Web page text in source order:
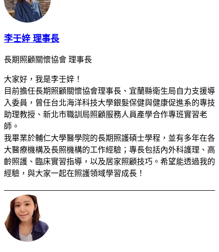
李壬㛙 理事長
長期照顧關懷協會 理事長
大家好，我是李壬㛙！
目前擔任長期照顧關懷協會理事長、宜蘭縣衛生局自力支援導
入委員，曾任台北海洋科技大學銀髮保健與健康促進系的專技
助理教授、新北市職訓局照顧服務人員產學合作專班實習老
師。
我畢業於輔仁大學醫學院的長期照護碩士學程，並有多年在各
大醫療機構及長照機構的工作經驗；專長包括內外科護理、高
齡照護、臨床實習指導，以及居家照顧技巧。希望能透過我的
經驗，與大家一起在照護領域學習成長！